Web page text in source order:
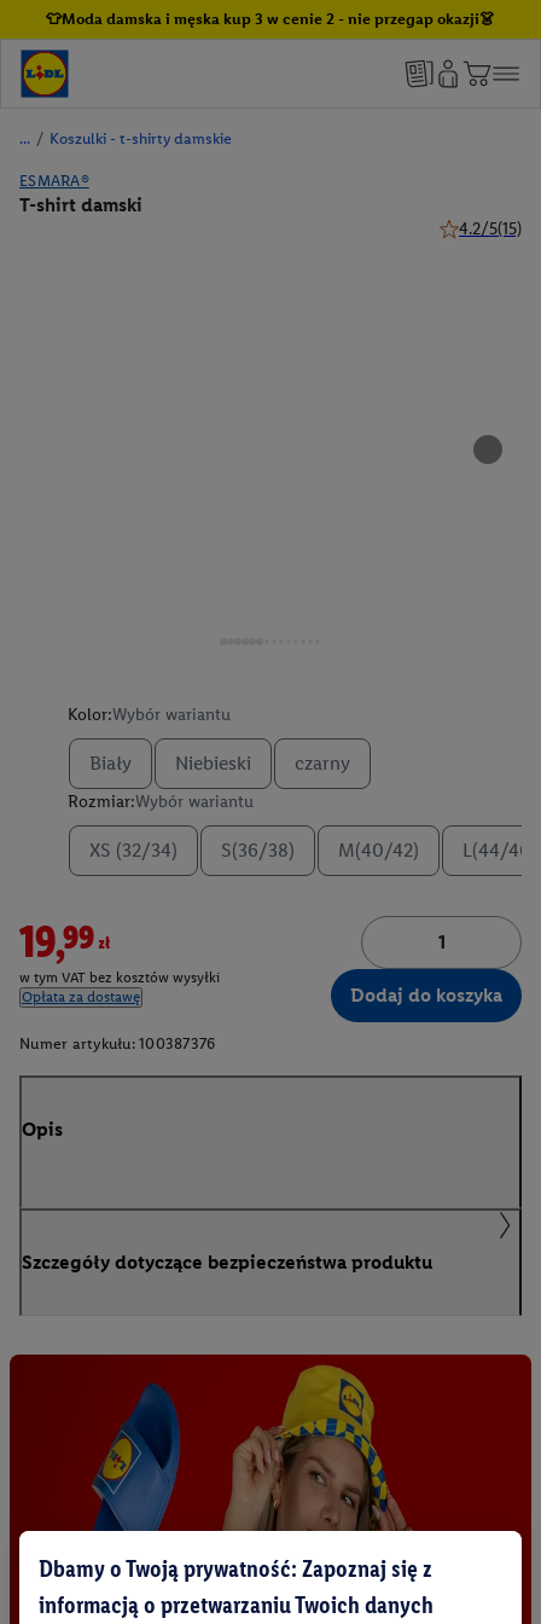
👕Moda damska i męska kup 3 w cenie 2 - nie przegap okazji👗
/ Koszulki - t-shirty damskie
ESMARA®
T-shirt damski
4.2/5(15)
Kolor:Wybór wariantu
Biały Niebieski czarny
Rozmiar:Wybór wariantu
XS (32/34) S(36/38) M(40/42) L(44/46)
19,99zł
w tym VAT bez kosztów wysyłki
Opłata za dostawę
Dodaj do koszyka
Numer artykułu: 100387376
Opis
Szczegóły dotyczące bezpieczeństwa produktu
Dbamy o Twoją prywatność: Zapoznaj się z
informacją o przetwarzaniu Twoich danych